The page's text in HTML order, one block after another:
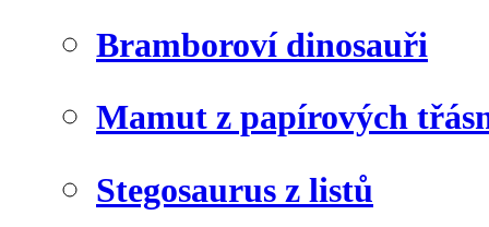
Bramboroví dinosauři
Mamut z papírových
Stegosaurus z listů